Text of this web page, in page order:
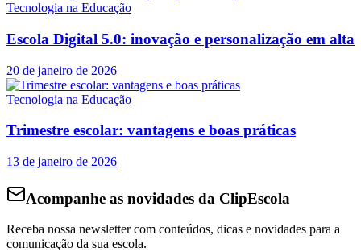
Tecnologia na Educação
Escola Digital 5.0: inovação e personalização em alta
20 de janeiro de 2026
Tecnologia na Educação
Trimestre escolar: vantagens e boas práticas
13 de janeiro de 2026
Acompanhe as novidades da ClipEscola
Receba nossa newsletter com conteúdos, dicas e novidades para a
comunicação da sua escola.